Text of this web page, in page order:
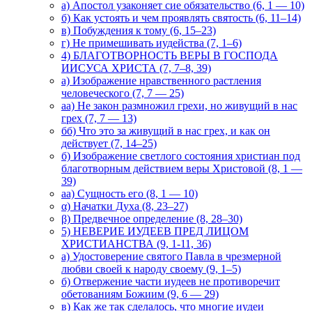
а) Апостол узаконяет сие обязательство (6, 1 — 10)
б) Как устоять и чем проявлять святость (6, 11–14)
в) Побуждения к тому (6, 15–23)
г) Не примешивать иудейства (7, 1–6)
4) БЛАГОТВОРНОСТЬ ВЕРЫ В ГОСПОДА
ИИСУСА ХРИСТА (7, 7–8, 39)
а) Изображение нравственного растления
человеческого (7, 7 — 25)
аа) Не закон размножил грехи, но живущий в нас
грех (7, 7 — 13)
бб) Что это за живущий в нас грех, и как он
действует (7, 14–25)
б) Изображение светлого состояния христиан под
благотворным действием веры Христовой (8, 1 —
39)
аа) Сущность его (8, 1 — 10)
α) Начатки Духа (8, 23–27)
β) Предвечное определение (8, 28–30)
5) НЕВЕРИЕ ИУДЕЕВ ПРЕД ЛИЦОМ
ХРИСТИАНСТВА (9, 1-11, 36)
а) Удостоверение святого Павла в чрезмерной
любви своей к народу своему (9, 1–5)
б) Отвержение части иудеев не противоречит
обетованиям Божиим (9, 6 — 29)
в) Как же так сделалось, что многие иудеи